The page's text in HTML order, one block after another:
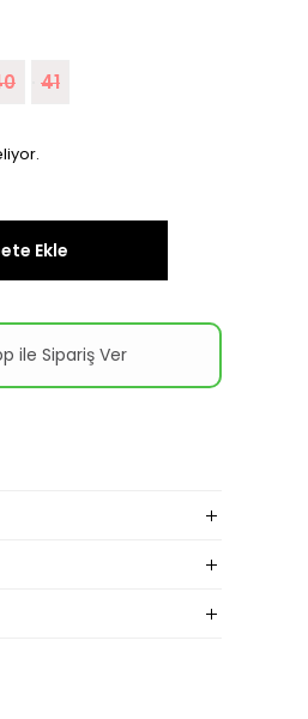
41
Ekle
ile Sipariş Ver